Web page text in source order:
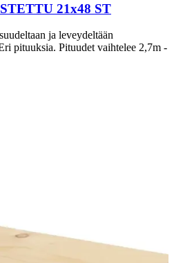
21x48 ST
ja leveydeltään
pituuksia. Pituudet vaihtelee 2,7m -